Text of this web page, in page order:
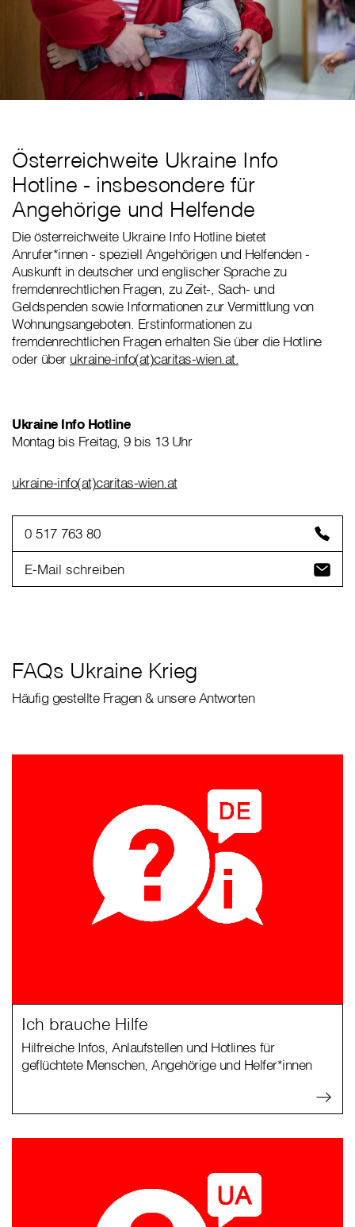
Österreichweite Ukraine Info
Hotline - insbesondere für
Angehörige und Helfende
Die österreichweite Ukraine Info Hotline bietet
Anrufer*innen - speziell Angehörigen und Helfenden -
Auskunft in deutscher und englischer Sprache zu
fremdenrechtlichen Fragen, zu Zeit-, Sach- und
Geldspenden sowie Informationen zur Vermittlung von
Wohnungsangeboten. Erstinformationen zu
fremdenrechtlichen Fragen erhalten Sie über die Hotline
oder über ukraine-info(at)caritas-wien.at.
Ukraine Info Hotline
Montag bis Freitag, 9 bis 13 Uhr
ukraine-info(at)caritas-wien.at
0 517 763 80
E-Mail schreiben
FAQs Ukraine Krieg
Häufig gestellte Fragen & unsere Antworten
Ich brauche Hilfe
Hilfreiche Infos, Anlaufstellen und Hotlines für
geflüchtete Menschen, Angehörige und Helfer*innen